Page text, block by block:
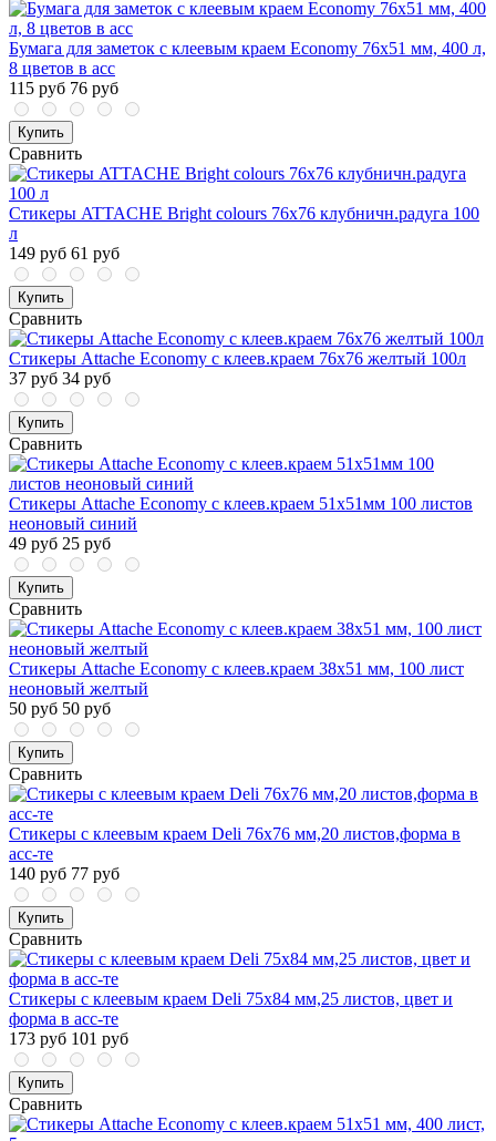
Бумага для заметок с клеевым краем Economy 76x51 мм, 400 л,
8 цветов в асс
115 руб 76 руб
Купить
Сравнить
Стикеры ATTACHE Bright colours 76х76 клубничн.радуга 100
л
149 руб 61 руб
Купить
Сравнить
Стикеры Attache Economy с клеев.краем 76х76 желтый 100л
37 руб 34 руб
Купить
Сравнить
Стикеры Attache Economy с клеев.краем 51x51мм 100 листов
неоновый синий
49 руб 25 руб
Купить
Сравнить
Стикеры Attache Economy с клеев.краем 38x51 мм, 100 лист
неоновый желтый
50 руб 50 руб
Купить
Сравнить
Стикеры с клеевым краем Deli 76х76 мм,20 листов,форма в
асс-те
140 руб 77 руб
Купить
Сравнить
Стикеры с клеевым краем Deli 75x84 мм,25 листов, цвет и
форма в асс-те
173 руб 101 руб
Купить
Сравнить